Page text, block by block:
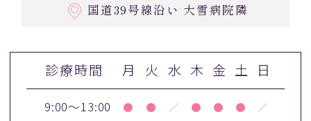
国道39号線沿い 大雪病院隣
診療時間 月 火 水 木 金 土 日
9:00～13:00 ● ● ／ ● ● ● ／